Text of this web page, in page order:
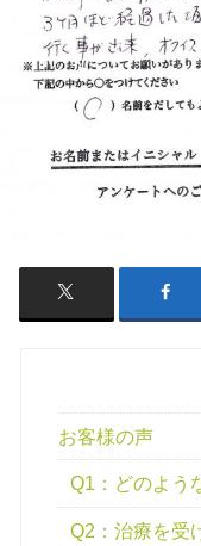
お客様の声
Q1：どのよう
Q2：治療を受